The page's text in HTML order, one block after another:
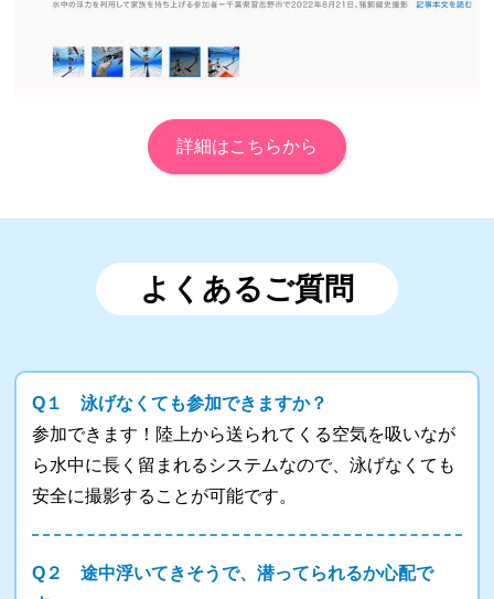
詳細はこちらから
よくあるご質問
Q１ 泳げなくても参加できますか？
参加できます！陸上から送られてくる空気を吸いなが
ら水中に長く留まれるシステムなので、泳げなくても
安全に撮影することが可能です。
Q２ 途中浮いてきそうで、潜ってられるか心配で